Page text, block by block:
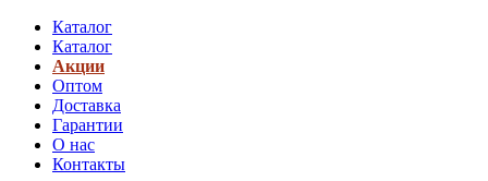
Каталог
Каталог
Акции
Оптом
Доставка
Гарантии
О нас
Контакты